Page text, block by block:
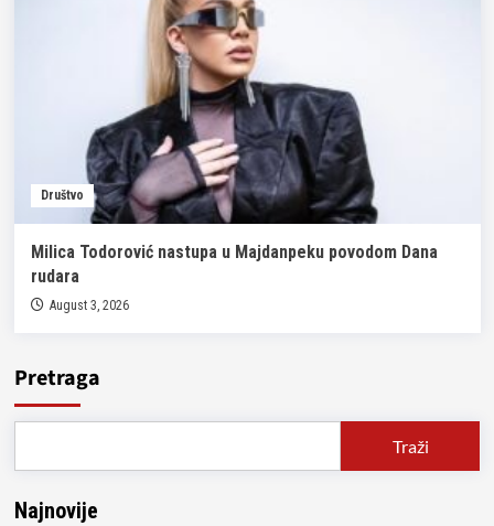
Društvo
Milica Todorović nastupa u Majdanpeku povodom Dana
rudara
August 3, 2026
Pretraga
Traži
Najnovije